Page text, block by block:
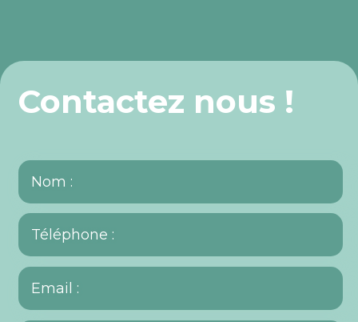
Contactez nous !